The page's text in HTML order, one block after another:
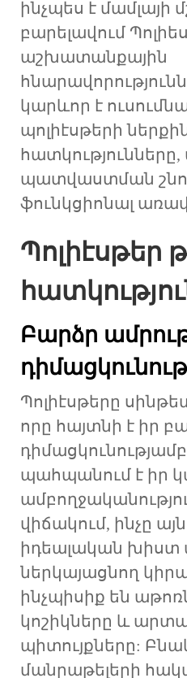
ինչպես է մամլայի
բարելավում
աշխատանքային
կարևոր է
պոլիէսթերի
հատկությունները,
պատվաստման
ֆունկցիոնալ
Պոլիէսթեր
Բարձր
Պոլիէսթերը
որը հայտնի է իր
պահպանում է իր
վիճակում, ինչը
իդեալական խիստ
ներկայացնող
ինչպիսիք են
կոշիկները և
պիտույքները:
մանրաթելերի